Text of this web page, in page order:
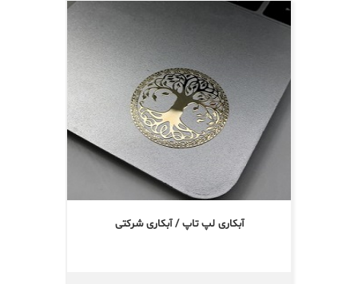
آبکاری لپ تاپ / آبکاری شرکتی